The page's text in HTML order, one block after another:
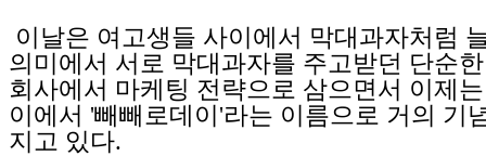
이날은 여고생들 사이에서 막대과자처럼
의미에서 서로 막대과자를 주고받던 단순
회사에서 마케팅 전략으로 삼으면서 이제
이에서 '빼빼로데이'라는 이름으로 거의 기
지고 있다.